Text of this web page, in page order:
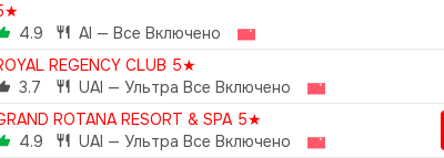
4.9
AI — Все Включено
REGENCY CLUB 5★
3.7
UAI — Ультра Все Включено
ROTANA RESORT & SPA 5★
4.9
UAI — Ультра Все Включено